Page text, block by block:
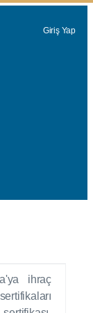
Giriş Yap
ihraç